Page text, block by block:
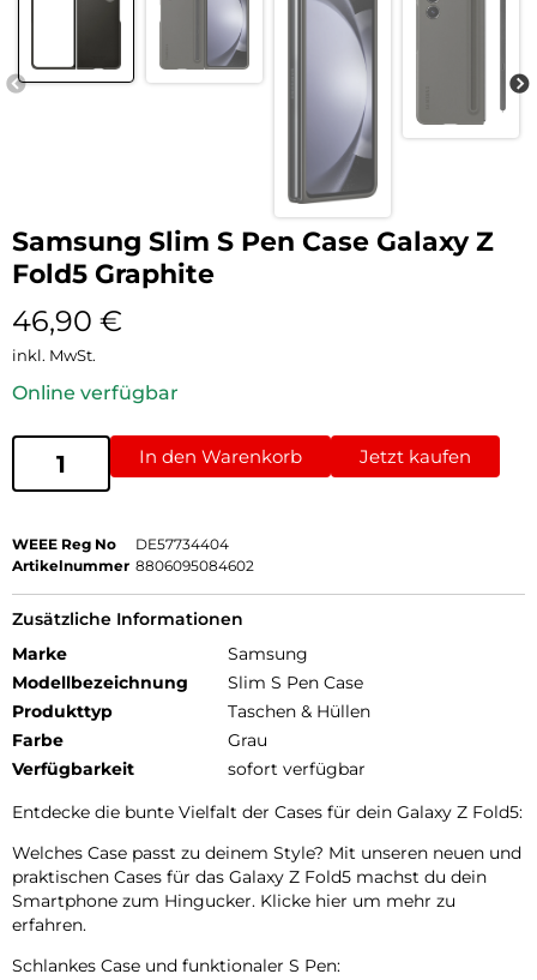
Samsung Slim S Pen Case Galaxy Z
Fold5 Graphite
46,90 €
inkl. MwSt.
Online verfügbar
In den Warenkorb Jetzt kaufen
WEEE Reg No
DE57734404
Artikelnummer 8806095084602
Zusätzliche Informationen
Marke
Samsung
Modellbezeichnung
Slim S Pen Case
Produkttyp
Taschen & Hüllen
Farbe
Grau
Verfügbarkeit
sofort verfügbar
Entdecke die bunte Vielfalt der Cases für dein Galaxy Z Fold5:
Welches Case passt zu deinem Style? Mit unseren neuen und
praktischen Cases für das Galaxy Z Fold5 machst du dein
Smartphone zum Hingucker. Klicke hier um mehr zu
erfahren.
Schlankes Case und funktionaler S Pen: